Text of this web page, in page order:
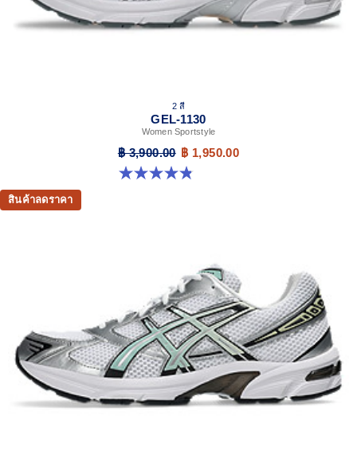
2 สี
GEL-1130
Women Sportstyle
฿ 3,900.00 ฿ 1,950.00
4.8 จาก 5 ดาว 894 รีวิว
สินค้าลดราคา